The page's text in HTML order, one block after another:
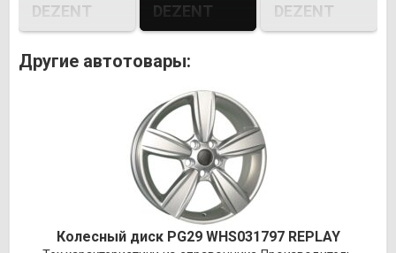
DEZENT
DEZENT
DEZENT
Другие автотовары:
Колесный диск PG29 WHS031797 REPLAY